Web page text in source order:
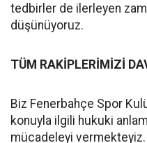
tedbirler de ilerleyen
düşünüyoruz.
TÜM RAKİPLERİMİZİ
Biz Fenerbahçe Spor
konuyla ilgili hukuki
mücadeleyi